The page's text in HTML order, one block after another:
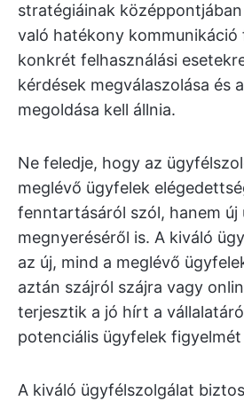
stratégiáinak
való hatékony kommunikáció
konkrét felhasználási
kérdések megválaszolása és
megoldása kell állnia.
Ne feledje, hogy az
meglévő ügyfelek
fenntartásáról szól, hanem új
megnyeréséről is. A kiváló
az új, mind a meglévő
aztán szájról szájra vagy
terjesztik a jó hírt a
potenciális ügyfelek figyelmét
A kiváló ügyfélszolgálat